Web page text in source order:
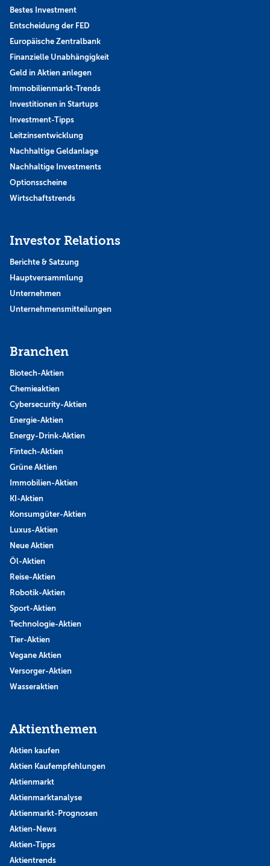
Bestes Investment
Entscheidung der FED
Europäische Zentralbank
Finanzielle Unabhängigkeit
Geld in Aktien anlegen
Immobilienmarkt-Trends
Investitionen in Startups
Investment-Tipps
Leitzinsentwicklung
Nachhaltige Geldanlage
Nachhaltige Investments
Optionsscheine
Wirtschaftstrends
Investor Relations
Berichte & Satzung
Hauptversammlung
Unternehmen
Unternehmensmitteilungen
Branchen
Biotech-Aktien
Chemieaktien
Cybersecurity-Aktien
Energie-Aktien
Energy-Drink-Aktien
Fintech-Aktien
Grüne Aktien
Immobilien-Aktien
KI-Aktien
Konsumgüter-Aktien
Luxus-Aktien
Neue Aktien
Öl-Aktien
Reise-Aktien
Robotik-Aktien
Sport-Aktien
Technologie-Aktien
Tier-Aktien
Vegane Aktien
Versorger-Aktien
Wasseraktien
Aktienthemen
Aktien kaufen
Aktien Kaufempfehlungen
Aktienmarkt
Aktienmarktanalyse
Aktienmarkt-Prognosen
Aktien-News
Aktien-Tipps
Aktientrends